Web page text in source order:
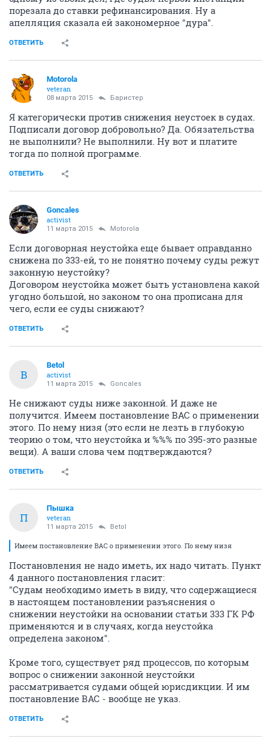
порезала до ставки рефинансирования. Ну а
апелляция сказала ей закономерное "дура".
ОТВЕТИТЬ
Motorola
veteran
08 марта 2015 Баристер
Я категорически против снижения неустоек в судах.
Подписали договор добровольно? Да. Обязательства
не выполнили? Не выполнили. Ну вот и платите
тогда по полной программе.
ОТВЕТИТЬ
Goncales
activist
11 марта 2015 Motorola
Если договорная неустойка еще бывает оправданно
снижена по 333-ей, то не понятно почему суды режут
законную неустойку?
Договором неустойка может быть установлена какой
угодно большой, но законом то она прописана для
чего, если ее суды снижают?
ОТВЕТИТЬ
B
Betol
activist
11 марта 2015 Goncales
Не снижают суды ниже законной. И даже не
получится. Имеем постановление ВАС о применении
этого. По нему низя (это если не лезть в глубокую
теорию о том, что неустойка и %%% по 395-это разные
вещи). А ваши слова чем подтверждаются?
ОТВЕТИТЬ
П
Пышка
veteran
11 марта 2015 Betol
Имеем постановление ВАС о применении этого. По нему низя
Постановления не надо иметь, их надо читать. Пункт
4 данного постановления гласит:
"Судам необходимо иметь в виду, что содержащиеся
в настоящем постановлении разъяснения о
снижении неустойки на основании статьи 333 ГК РФ
применяются и в случаях, когда неустойка
определена законом".
Кроме того, существует ряд процессов, по которым
вопрос о снижении законной неустойки
рассматривается судами общей юрисдикции. И им
постановление ВАС - вообще не указ.
ОТВЕТИТЬ